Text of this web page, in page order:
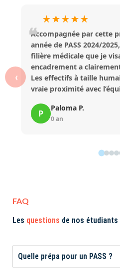
‹
❝
★★★★★
Accompagnée par cette
année de PASS 2024/
filière médicale que je
encadrement a
Les effectifs à taille
vraie proximité avec
étudiants. Cela m’a
sereinement la transition
proposés, et je ne
P
Paloma P.
0 an
FAQ
Les questions de nos étudiants
Quelle prépa pour un PASS ?